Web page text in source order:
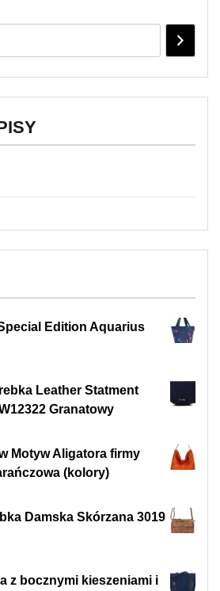
Edition Aquarius
Leather Statment
Granatowy
Motyw Aligatora firmy
(kolory)
Damska Skórzana 3019
z bocznymi kieszeniami i